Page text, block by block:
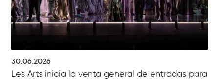
30.06.2026
Les Arts inicia la venta general de entradas para